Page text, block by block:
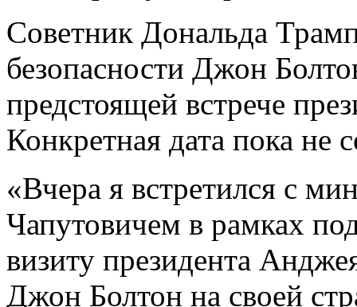
Советник Дональда
безопасности Джон
предстоящей встрече
Конкретная дата пока не
«Вчера я встретился с
Чапутовичем в рамках
визиту президента
Джон Болтон на своей